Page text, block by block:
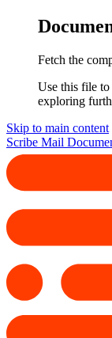
Fetch the
Use this file to
exploring
Skip to main content
Scribe Mail